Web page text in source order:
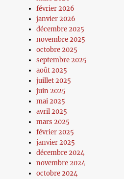
février 2026
janvier 2026
décembre 2025
novembre 2025
octobre 2025
septembre 2025
août 2025
juillet 2025
juin 2025
mai 2025
avril 2025
mars 2025
février 2025
janvier 2025
décembre 2024
novembre 2024
octobre 2024